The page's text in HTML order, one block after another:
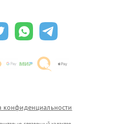
конфиденциальности